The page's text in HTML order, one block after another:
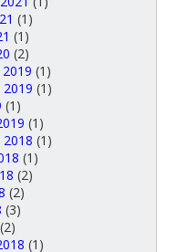
(1)
(1)
(2)
(1)
(1)
(1)
(1)
(1)
(1)
(2)
(2)
(3)
(2)
(1)